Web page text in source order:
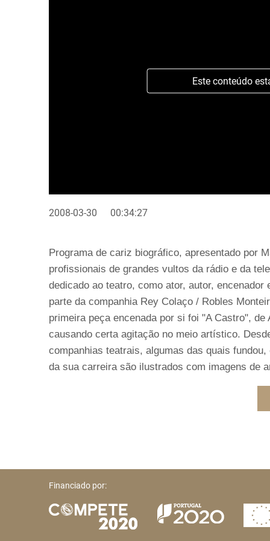
Este conteúdo
2008-03-30 00:34:27
Programa de cariz biográfico, apresentado por
profissionais de grandes vultos da rádio e da
dedicado ao teatro, como ator, autor,
parte da companhia Rey Colaço / Robles
primeira peça encenada por si foi "A Castro",
causando certa agitação no meio artístico.
companhias teatrais, algumas das quais
da sua carreira são ilustrados com imagens de
Financiado por: